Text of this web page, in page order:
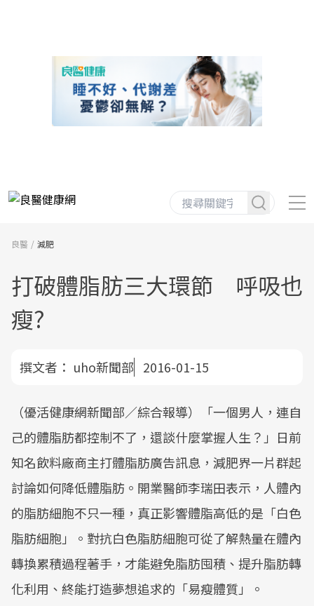
良醫 減肥
打破體脂肪三大環節 呼吸也
瘦?
撰文者： uho新聞部 2016-01-15
（優活健康網新聞部／綜合報導）「一個男人，連自
己的體脂肪都控制不了，還談什麼掌握人生？」日前
知名飲料廠商主打體脂肪廣告訊息，減肥界一片群起
討論如何降低體脂肪。開業醫師李瑞田表示，人體內
的脂肪細胞不只一種，真正影響體脂高低的是「白色
脂肪細胞」。對抗白色脂肪細胞可從了解熱量在體內
轉換累積過程著手，才能避免脂肪囤積、提升脂肪轉
化利用、終能打造夢想追求的「易瘦體質」。